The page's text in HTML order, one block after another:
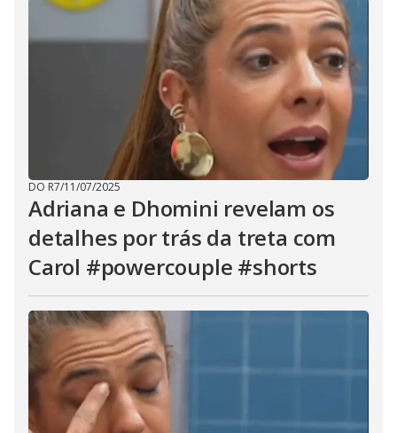
DO R7/11/07/2025
Adriana e Dhomini revelam os
detalhes por trás da treta com
Carol #powercouple #shorts